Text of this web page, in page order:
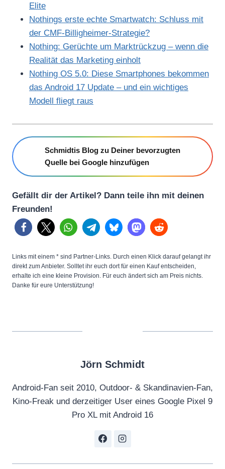
Elite
Nothings erste echte Smartwatch: Schluss mit
der CMF-Billigheimer-Strategie?
Nothing: Gerüchte um Marktrückzug – wenn die
Realität das Marketing einholt
Nothing OS 5.0: Diese Smartphones bekommen
das Android 17 Update – und ein wichtiges
Modell fliegt raus
Schmidtis Blog zu Deiner bevorzugten
Quelle bei Google hinzufügen
Gefällt dir der Artikel? Dann teile ihn mit deinen
Freunden!
Links mit einem * sind Partner-Links. Durch einen Klick darauf gelangt ihr
direkt zum Anbieter. Solltet ihr euch dort für einen Kauf entscheiden,
erhalte ich eine kleine Provision. Für euch ändert sich am Preis nichts.
Danke für eure Unterstützung!
Jörn Schmidt
Android-Fan seit 2010, Outdoor- & Skandinavien-Fan,
Kino-Freak und derzeitiger User eines Google Pixel 9
Pro XL mit Android 16